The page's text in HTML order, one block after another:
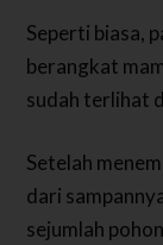
Seperti biasa,
berangkat
sudah terlihat
Setelah
dari
sejumlah